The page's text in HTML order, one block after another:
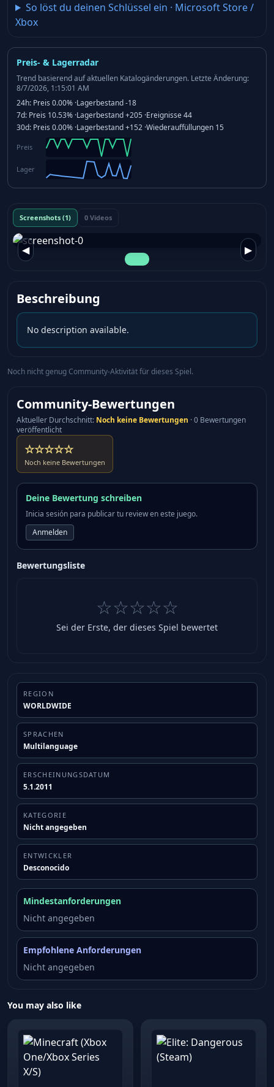
Preis- & Lagerradar
Trend basierend auf aktuellen Katalogänderungen. Letzte Änderung:
8/7/2026, 1:15:01 AM
24h: Preis 0.00% ·Lagerbestand-18
7d: Preis 10.53% ·Lagerbestand+205 ·Ereignisse44
30d: Preis 0.00% ·Lagerbestand+152 ·Wiederauffüllungen 15
Preis
Lager
Screenshots (1) 0 Videos
◀ ▶
Beschreibung
No description available.
Noch nicht genug Community-Aktivität für dieses Spiel.
Community-Bewertungen
Aktueller Durchschnitt: Noch keine Bewertungen ·0 Bewertungen
veröffentlicht
☆☆☆☆☆
Noch keine Bewertungen
Deine Bewertung schreiben
Inicia sesión para publicar tu review en este juego.
Anmelden
Bewertungsliste
☆☆☆☆☆
Sei der Erste, der dieses Spiel bewertet
REGION
WORLDWIDE
SPRACHEN
Multilanguage
ERSCHEINUNGSDATUM
5.1.2011
KATEGORIE
Nicht angegeben
ENTWICKLER
Desconocido
Mindestanforderungen
Nicht angegeben
Empfohlene Anforderungen
Nicht angegeben
So löst du deinen Schlüssel ein · Microsoft Store /
Xbox
You may also like